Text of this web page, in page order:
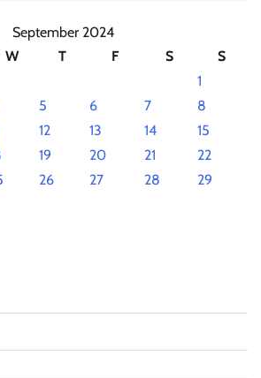
September 2024
W T F S
S
1
5 6 7
8
12 13 14
15
19 20 21
22
26 27 28
29